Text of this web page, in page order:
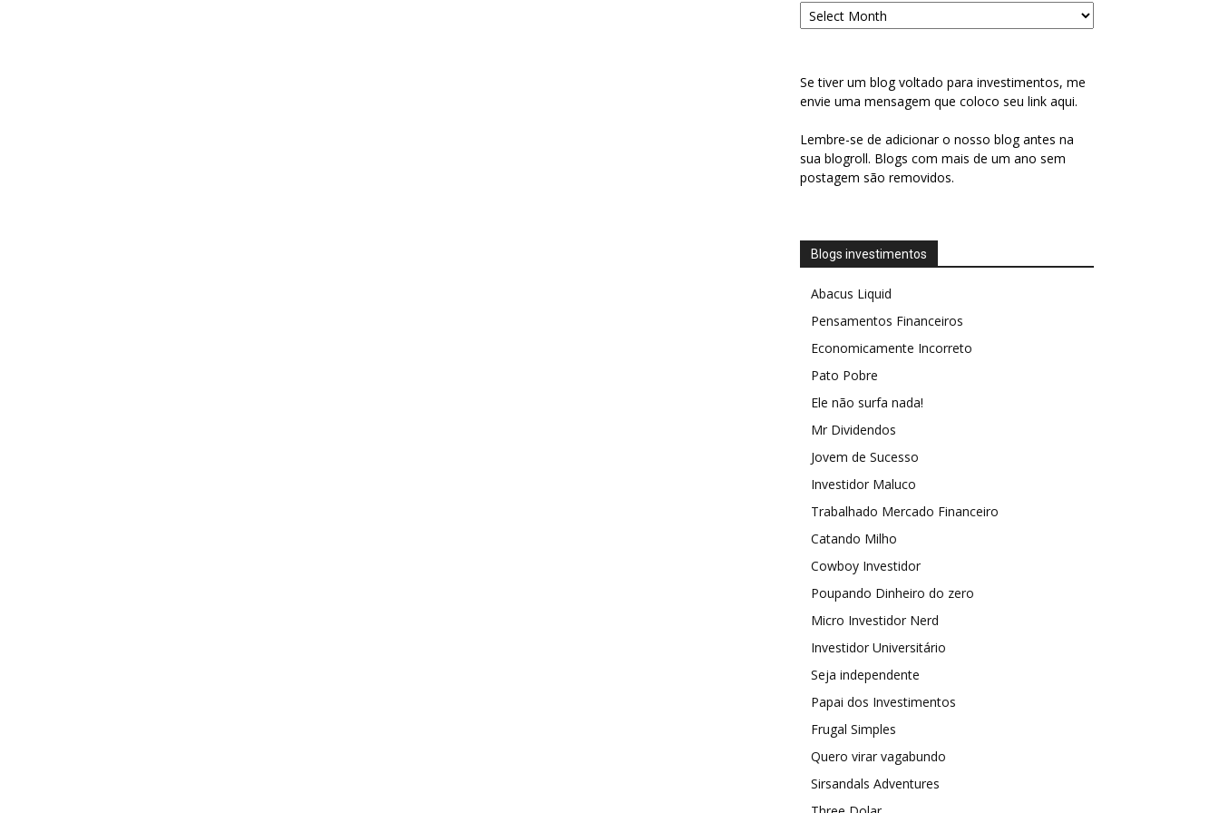
Se tiver um blog voltado para investimentos, me
envie uma mensagem que coloco seu link aqui.
Lembre-se de adicionar o nosso blog antes na
sua blogroll. Blogs com mais de um ano sem
postagem são removidos.
Blogs investimentos
Abacus Liquid
Pensamentos Financeiros
Economicamente Incorreto
Pato Pobre
Ele não surfa nada!
Mr Dividendos
Jovem de Sucesso
Investidor Maluco
Trabalhado Mercado Financeiro
Catando Milho
Cowboy Investidor
Poupando Dinheiro do zero
Micro Investidor Nerd
Investidor Universitário
Seja independente
Papai dos Investimentos
Frugal Simples
Quero virar vagabundo
Sirsandals Adventures